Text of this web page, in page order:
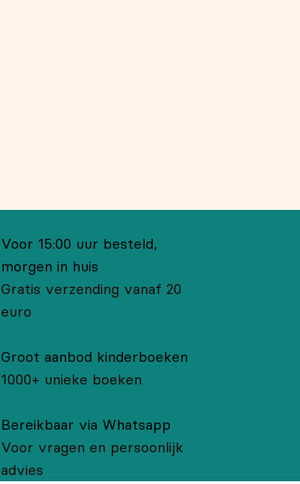
Voor 15:00 uur besteld,
morgen in huis
Gratis verzending vanaf 20
euro
Groot aanbod kinderboeken
1000+ unieke boeken
Bereikbaar via Whatsapp
Voor vragen en persoonlijk
advies